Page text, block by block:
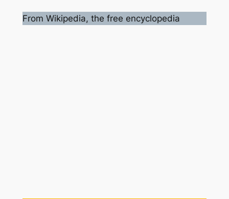
From Wikipedia, the free encyclopedia